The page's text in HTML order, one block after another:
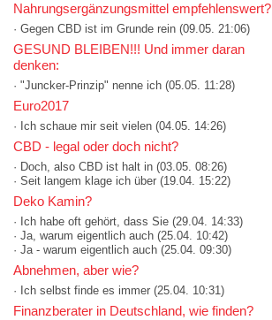
Nahrungsergänzungsmittel empfehlenswert?
· Gegen CBD ist im Grunde rein (09.05. 21:06)
GESUND BLEIBEN!!! Und immer daran
denken:
· "Juncker-Prinzip" nenne ich (05.05. 11:28)
Euro2017
· Ich schaue mir seit vielen (04.05. 14:26)
CBD - legal oder doch nicht?
· Doch, also CBD ist halt in (03.05. 08:26)
· Seit langem klage ich über (19.04. 15:22)
Deko Kamin?
· Ich habe oft gehört, dass Sie (29.04. 14:33)
· Ja, warum eigentlich auch (25.04. 10:42)
· Ja - warum eigentlich auch (25.04. 09:30)
Abnehmen, aber wie?
· Ich selbst finde es immer (25.04. 10:31)
Finanzberater in Deutschland, wie finden?